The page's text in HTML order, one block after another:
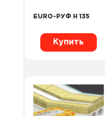
EURO-РУФ Н 135
Купить